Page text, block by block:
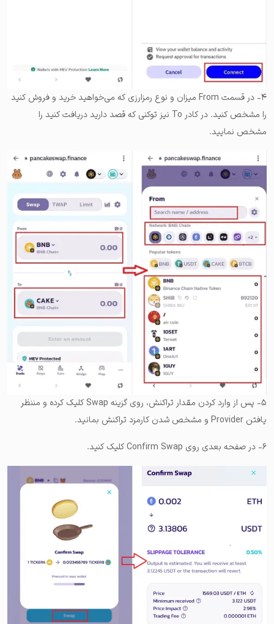
۴- در قسمت From میزان و نوع رمزارزی که می‌خواهید خرید و فروش کنید
را مشخص کنید. در کادر To‌ نیز توکنی که قصد دارید دریافت کنید را
مشخص نمایید.
۵- پس از وارد کردن مقدار تراکنش، روی گزینه Swap کلیک کرده و مننظر
یافتن Provider و مشخص شدن کارمزد تراکنش بمانید.
۶- در صفحه بعدی روی Confirm Swap‌ کلیک کنید.